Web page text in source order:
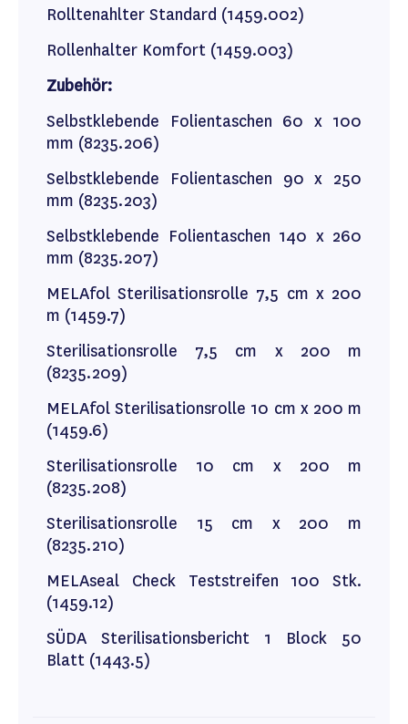
Rolltenahlter Standard (1459.002)
Rollenhalter Komfort (1459.003)
Zubehör:
Selbstklebende Folientaschen 60 x 100
mm (8235.206)
Selbstklebende Folientaschen 90 x 250
mm (8235.203)
Selbstklebende Folientaschen 140 x 260
mm (8235.207)
MELAfol Sterilisationsrolle 7,5 cm x 200
m (1459.7)
Sterilisationsrolle 7,5 cm x 200 m
(8235.209)
MELAfol Sterilisationsrolle 10 cm x 200 m
(1459.6)
Sterilisationsrolle 10 cm x 200 m
(8235.208)
Sterilisationsrolle 15 cm x 200 m
(8235.210)
MELAseal Check Teststreifen 100 Stk.
(1459.12)
SÜDA Sterilisationsbericht 1 Block 50
Blatt (1443.5)